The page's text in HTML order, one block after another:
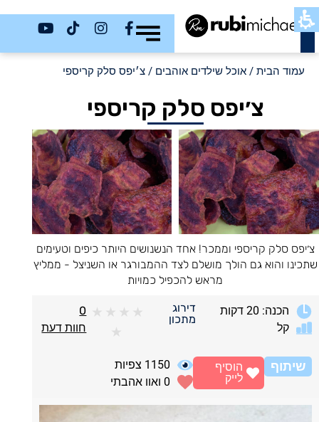
כשר
עמוד הבית / אוכל שילדים אוהבים / צ׳יפס סלק קריספי
צ׳יפס סלק קריספי
צ׳יפס סלק קריספי וממכר! אחד הנשנושים היותר כיפים וטעימים
שתכינו והוא גם הולך מושלם לצד ההמבורגר או השניצל - ממליץ
מראש להכפיל כמויות
הכנה: 20 דקות
קל
דירוג
מתכון
★
★
★
★
★
0
חוות דעת
שיתוף 1150 צפיות
0 ואוו אהבתי
הוסיף
לייק